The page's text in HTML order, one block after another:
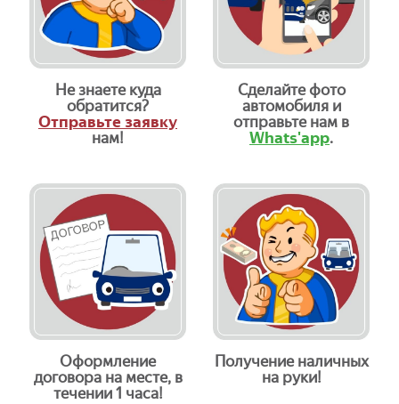
Не знаете куда
обратится?
Отправьте заявку
нам!
Сделайте фото
автомобиля и
отправьте нам в
Whats'app.
Оформление
договора на месте, в
течении 1 часа!
Получение наличных
на руки!